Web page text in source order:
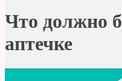
Что должно
аптечке